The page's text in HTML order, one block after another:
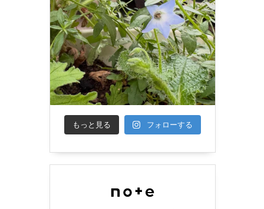
もっと見る フォローする